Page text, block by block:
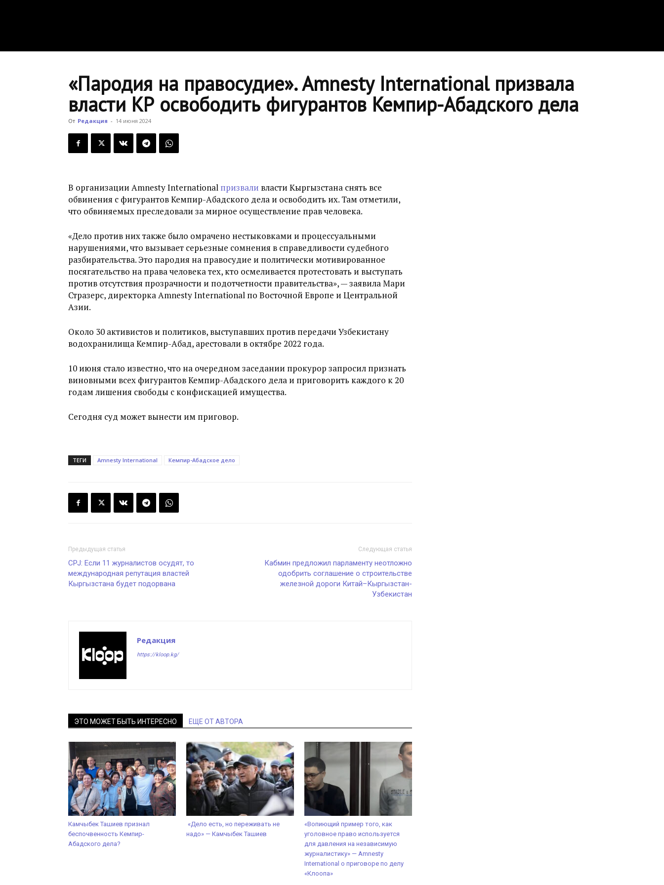
«Пародия на правосудие». Amnesty International призвала
власти КР освободить фигурантов Кемпир-Абадского дела
От Редакция - 14 июня 2024
В организации Amnesty International призвали власти Кыргызстана снять все
обвинения с фигурантов Кемпир-Абадского дела и освободить их. Там отметили,
что обвиняемых преследовали за мирное осуществление прав человека.
«Дело против них также было омрачено нестыковками и процессуальными
нарушениями, что вызывает серьезные сомнения в справедливости судебного
разбирательства. Это пародия на правосудие и политически мотивированное
посягательство на права человека тех, кто осмеливается протестовать и выступать
против отсутствия прозрачности и подотчетности правительства», — заявила Мари
Стразерс, директорка Amnesty International по Восточной Европе и Центральной
Азии.
Около 30 активистов и политиков, выступавших против передачи Узбекистану
водохранилища Кемпир-Абад, арестовали в октябре 2022 года.
10 июня стало известно, что на очередном заседании прокурор запросил признать
виновными всех фигурантов Кемпир-Абадского дела и приговорить каждого к 20
годам лишения свободы с конфискацией имущества.
Сегодня суд может вынести им приговор.
ТЕГИ Amnesty International Кемпир-Абадское дело
Предыдущая статья
CPJ: Если 11 журналистов осудят, то
международная репутация властей
Кыргызстана будет подорвана
Следующая статья
Кабмин предложил парламенту неотложно
одобрить соглашение о строительстве
железной дороги Китай–Кыргызстан-
Узбекистан
Редакция
https://kloop.kg/
ЭТО МОЖЕТ БЫТЬ ИНТЕРЕСНО ЕЩЕ ОТ АВТОРА
Камчыбек Ташиев признал
беспочвенность Кемпир-
Абадского дела?
«Дело есть, но переживать не
надо» — Камчыбек Ташиев
«Вопиющий пример того, как
уголовное право используется
для давления на независимую
журналистику» — Amnesty
International о приговоре по делу
«Клоопа»